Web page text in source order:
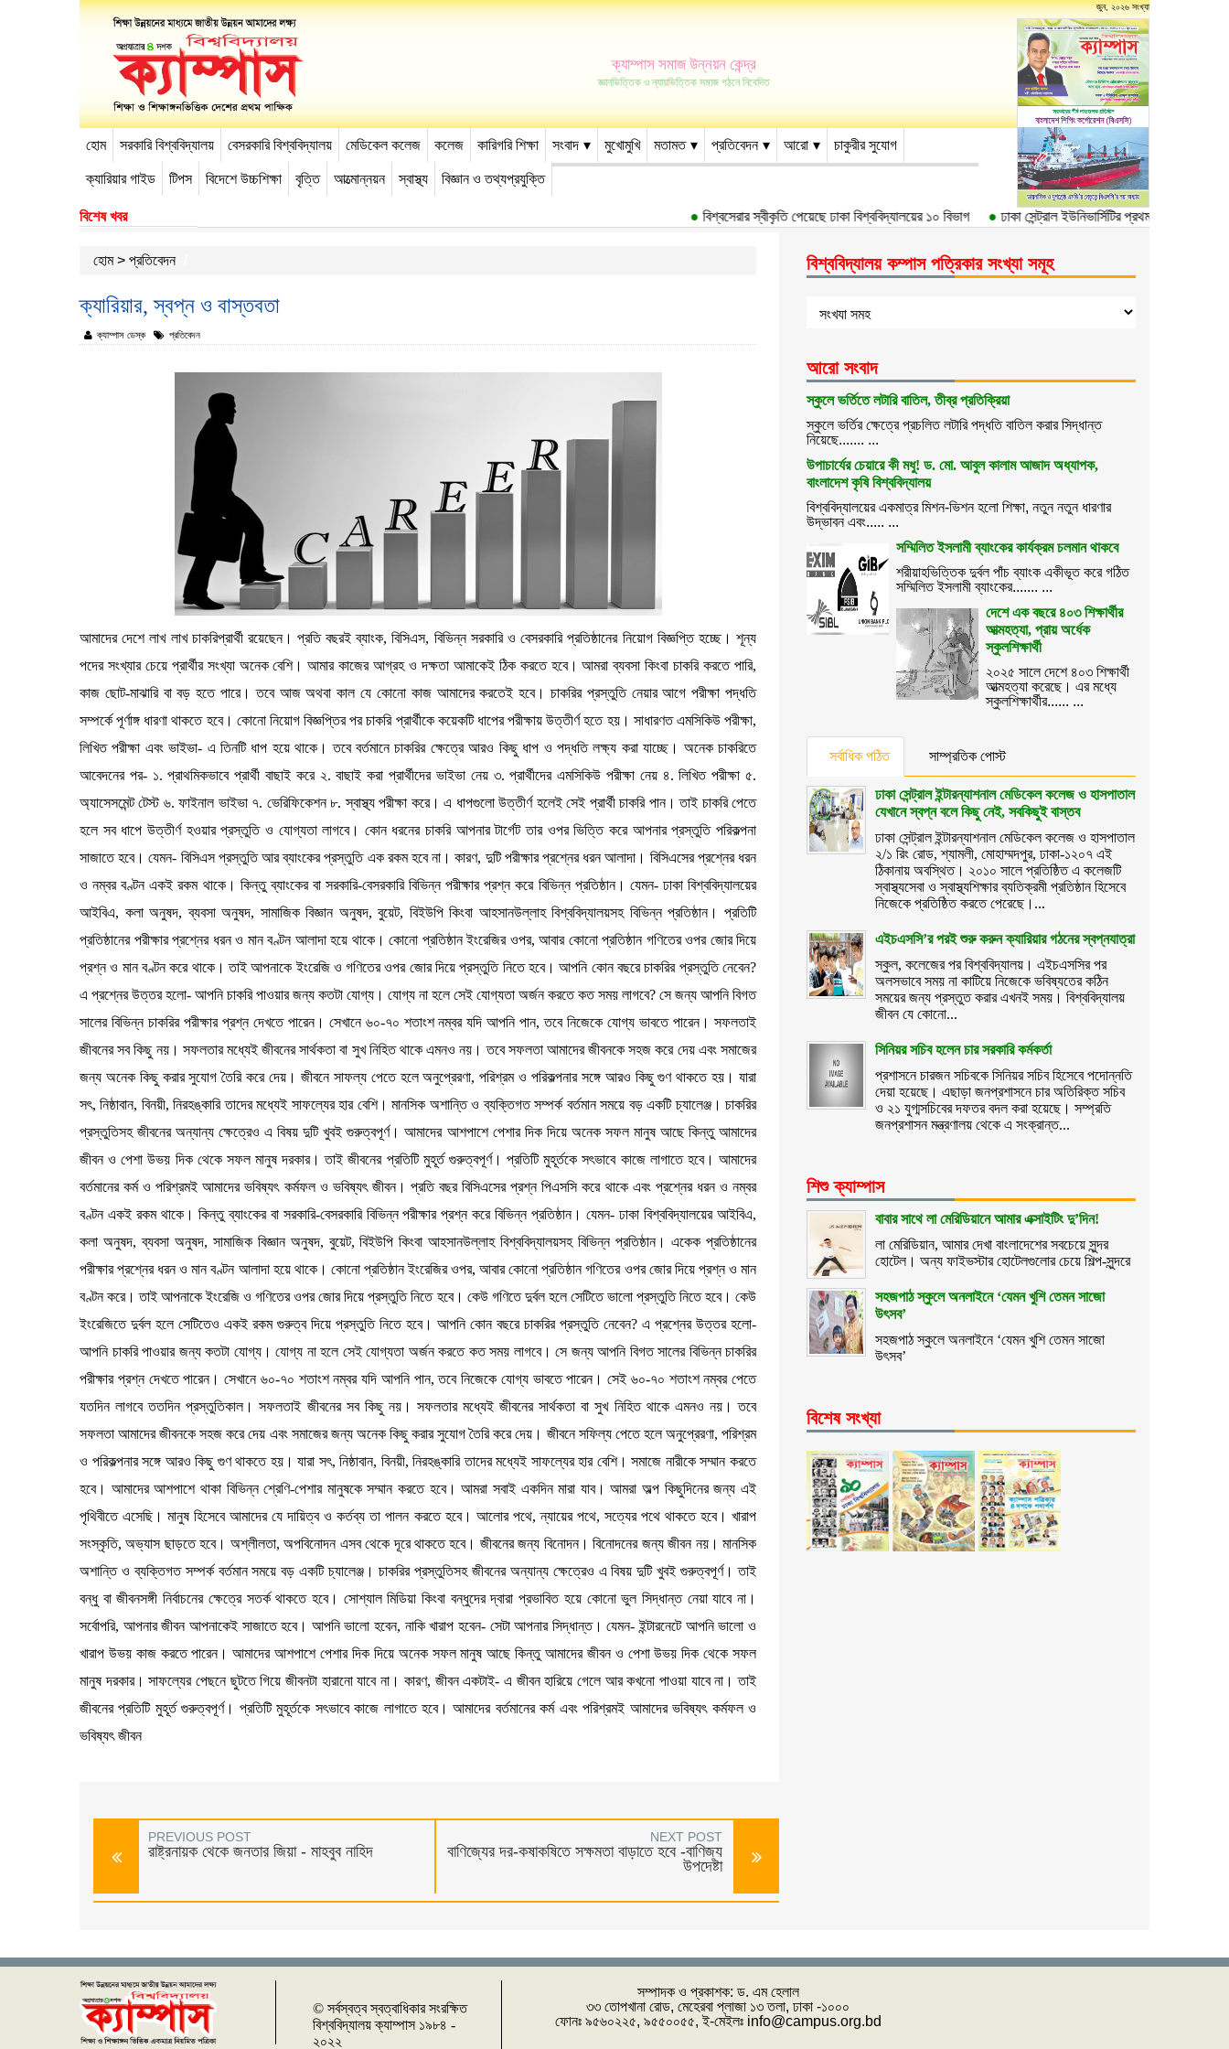
ক্যাম্পাস সমাজ উন্নয়ন কেন্দ্র
জ্ঞানভিত্তিক ও ন্যায়ভিত্তিক সমাজ গঠনে নিবেদিত
জুন, ২০২৬ সংখ্যা
হোম সরকারি বিশ্ববিদ্যালয় বেসরকারি বিশ্ববিদ্যালয় মেডিকেল কলেজ কলেজ কারিগরি শিক্ষা সংবাদ মুখোমুখি মতামত প্রতিবেদন আরো চাকুরীর সুযোগ
ক্যারিয়ার গাইড টিপস বিদেশে উচ্চশিক্ষা বৃত্তি আত্মোন্নয়ন স্বাস্থ্য বিজ্ঞান ও তথ্যপ্রযুক্তি
-->
বিশেষ খবর বিশ্বসেরার স্বীকৃতি পেয়েছে ঢাকা বিশ্ববিদ্যালয়ের ১০ বিভাগ ঢাকা সেন্ট্রাল ইউনিভার্সিটির প্রথম উপাচার্য ড. আবদুল
হোম> প্রতিবেদন
ক্যারিয়ার, স্বপ্ন ও বাস্তবতা
ক্যাম্পাস ডেস্ক প্রতিবেদন
আমাদের দেশে লাখ লাখ চাকরিপ্রার্থী রয়েছেন। প্রতি বছরই ব্যাংক, বিসিএস, বিভিন্ন সরকারি ও বেসরকারি প্রতিষ্ঠানের নিয়োগ বিজ্ঞপ্তি হচ্ছে। শূন্য
পদের সংখ্যার চেয়ে প্রার্থীর সংখ্যা অনেক বেশি। আমার কাজের আগ্রহ ও দক্ষতা আমাকেই ঠিক করতে হবে। আমরা ব্যবসা কিংবা চাকরি করতে পারি,
কাজ ছোট-মাঝারি বা বড় হতে পারে। তবে আজ অথবা কাল যে কোনো কাজ আমাদের করতেই হবে। চাকরির প্রস্তুতি নেয়ার আগে পরীক্ষা পদ্ধতি
সম্পর্কে পূর্ণাঙ্গ ধারণা থাকতে হবে। কোনো নিয়োগ বিজ্ঞপ্তির পর চাকরি প্রার্থীকে কয়েকটি ধাপের পরীক্ষায় উত্তীর্ণ হতে হয়। সাধারণত এমসিকিউ পরীক্ষা,
লিখিত পরীক্ষা এবং ভাইভা- এ তিনটি ধাপ হয়ে থাকে। তবে বর্তমানে চাকরির ক্ষেত্রে আরও কিছু ধাপ ও পদ্ধতি লক্ষ্য করা যাচ্ছে। অনেক চাকরিতে
আবেদনের পর- ১. প্রাথমিকভাবে প্রার্থী বাছাই করে ২. বাছাই করা প্রার্থীদের ভাইভা নেয় ৩. প্রার্থীদের এমসিকিউ পরীক্ষা নেয় ৪. লিখিত পরীক্ষা ৫.
অ্যাসেসমেন্ট টেস্ট ৬. ফাইনাল ভাইভা ৭. ভেরিফিকেশন ৮. স্বাস্থ্য পরীক্ষা করে। এ ধাপগুলো উত্তীর্ণ হলেই সেই প্রার্থী চাকরি পান। তাই চাকরি পেতে
হলে সব ধাপে উত্তীর্ণ হওয়ার প্রস্তুতি ও যোগ্যতা লাগবে। কোন ধরনের চাকরি আপনার টার্গেট তার ওপর ভিত্তি করে আপনার প্রস্তুতি পরিকল্পনা
সাজাতে হবে। যেমন- বিসিএস প্রস্তুতি আর ব্যাংকের প্রস্তুতি এক রকম হবে না। কারণ, দুটি পরীক্ষার প্রশ্নের ধরন আলাদা। বিসিএসের প্রশ্নের ধরন
ও নম্বর বণ্টন একই রকম থাকে। কিন্তু ব্যাংকের বা সরকারি-বেসরকারি বিভিন্ন পরীক্ষার প্রশ্ন করে বিভিন্ন প্রতিষ্ঠান। যেমন- ঢাকা বিশ্ববিদ্যালয়ের
আইবিএ, কলা অনুষদ, ব্যবসা অনুষদ, সামাজিক বিজ্ঞান অনুষদ, বুয়েট, বিইউপি কিংবা আহসানউল্লাহ বিশ্ববিদ্যালয়সহ বিভিন্ন প্রতিষ্ঠান। প্রতিটি
প্রতিষ্ঠানের পরীক্ষার প্রশ্নের ধরন ও মান বণ্টন আলাদা হয়ে থাকে। কোনো প্রতিষ্ঠান ইংরেজির ওপর, আবার কোনো প্রতিষ্ঠান গণিতের ওপর জোর দিয়ে
প্রশ্ন ও মান বণ্টন করে থাকে। তাই আপনাকে ইংরেজি ও গণিতের ওপর জোর দিয়ে প্রস্তুতি নিতে হবে। আপনি কোন বছরে চাকরির প্রস্তুতি নেবেন?
এ প্রশ্নের উত্তর হলো- আপনি চাকরি পাওয়ার জন্য কতটা যোগ্য। যোগ্য না হলে সেই যোগ্যতা অর্জন করতে কত সময় লাগবে? সে জন্য আপনি বিগত
সালের বিভিন্ন চাকরির পরীক্ষার প্রশ্ন দেখতে পারেন। সেখানে ৬০-৭০ শতাংশ নম্বর যদি আপনি পান, তবে নিজেকে যোগ্য ভাবতে পারেন। সফলতাই
জীবনের সব কিছু নয়। সফলতার মধ্যেই জীবনের সার্থকতা বা সুখ নিহিত থাকে এমনও নয়। তবে সফলতা আমাদের জীবনকে সহজ করে দেয় এবং সমাজের
জন্য অনেক কিছু করার সুযোগ তৈরি করে দেয়। জীবনে সাফল্য পেতে হলে অনুপ্রেরণা, পরিশ্রম ও পরিকল্পনার সঙ্গে আরও কিছু গুণ থাকতে হয়। যারা
সৎ, নিষ্ঠাবান, বিনয়ী, নিরহঙ্কারি তাদের মধ্যেই সাফল্যের হার বেশি। মানসিক অশান্তি ও ব্যক্তিগত সম্পর্ক বর্তমান সময়ে বড় একটি চ্যালেঞ্জ। চাকরির
প্রস্তুতিসহ জীবনের অন্যান্য ক্ষেত্রেও এ বিষয় দুটি খুবই গুরুত্বপূর্ণ। আমাদের আশপাশে পেশার দিক দিয়ে অনেক সফল মানুষ আছে কিন্তু আমাদের
জীবন ও পেশা উভয় দিক থেকে সফল মানুষ দরকার। তাই জীবনের প্রতিটি মুহূর্ত গুরুত্বপূর্ণ। প্রতিটি মুহূর্তকে সৎভাবে কাজে লাগাতে হবে। আমাদের
বর্তমানের কর্ম ও পরিশ্রমই আমাদের ভবিষ্যৎ কর্মফল ও ভবিষ্যৎ জীবন। প্রতি বছর বিসিএসের প্রশ্ন পিএসসি করে থাকে এবং প্রশ্নের ধরন ও নম্বর
বণ্টন একই রকম থাকে। কিন্তু ব্যাংকের বা সরকারি-বেসরকারি বিভিন্ন পরীক্ষার প্রশ্ন করে বিভিন্ন প্রতিষ্ঠান। যেমন- ঢাকা বিশ্ববিদ্যালয়ের আইবিএ,
কলা অনুষদ, ব্যবসা অনুষদ, সামাজিক বিজ্ঞান অনুষদ, বুয়েট, বিইউপি কিংবা আহসানউল্লাহ বিশ্ববিদ্যালয়সহ বিভিন্ন প্রতিষ্ঠান। একেক প্রতিষ্ঠানের
পরীক্ষার প্রশ্নের ধরন ও মান বণ্টন আলাদা হয়ে থাকে। কোনো প্রতিষ্ঠান ইংরেজির ওপর, আবার কোনো প্রতিষ্ঠান গণিতের ওপর জোর দিয়ে প্রশ্ন ও মান
বণ্টন করে। তাই আপনাকে ইংরেজি ও গণিতের ওপর জোর দিয়ে প্রস্তুতি নিতে হবে। কেউ গণিতে দুর্বল হলে সেটিতে ভালো প্রস্তুতি নিতে হবে। কেউ
ইংরেজিতে দুর্বল হলে সেটিতেও একই রকম গুরুত্ব দিয়ে প্রস্তুতি নিতে হবে। আপনি কোন বছরে চাকরির প্রস্তুতি নেবেন? এ প্রশ্নের উত্তর হলো-
আপনি চাকরি পাওয়ার জন্য কতটা যোগ্য। যোগ্য না হলে সেই যোগ্যতা অর্জন করতে কত সময় লাগবে। সে জন্য আপনি বিগত সালের বিভিন্ন চাকরির
পরীক্ষার প্রশ্ন দেখতে পারেন। সেখানে ৬০-৭০ শতাংশ নম্বর যদি আপনি পান, তবে নিজেকে যোগ্য ভাবতে পারেন। সেই ৬০-৭০ শতাংশ নম্বর পেতে
যতদিন লাগবে ততদিন প্রস্তুতিকাল। সফলতাই জীবনের সব কিছু নয়। সফলতার মধ্যেই জীবনের সার্থকতা বা সুখ নিহিত থাকে এমনও নয়। তবে
সফলতা আমাদের জীবনকে সহজ করে দেয় এবং সমাজের জন্য অনেক কিছু করার সুযোগ তৈরি করে দেয়। জীবনে সফিল্য পেতে হলে অনুপ্রেরণা, পরিশ্রম
ও পরিকল্পনার সঙ্গে আরও কিছু গুণ থাকতে হয়। যারা সৎ, নিষ্ঠাবান, বিনয়ী, নিরহঙ্কারি তাদের মধ্যেই সাফল্যের হার বেশি। সমাজে নারীকে সম্মান করতে
হবে। আমাদের আশপাশে থাকা বিভিন্ন শ্রেণি-পেশার মানুষকে সম্মান করতে হবে। আমরা সবাই একদিন মারা যাব। আমরা অল্প কিছুদিনের জন্য এই
পৃথিবীতে এসেছি। মানুষ হিসেবে আমাদের যে দায়িত্ব ও কর্তব্য তা পালন করতে হবে। আলোর পথে, ন্যায়ের পথে, সত্যের পথে থাকতে হবে। খারাপ
সংস্কৃতি, অভ্যাস ছাড়তে হবে। অশ্লীলতা, অপবিনোদন এসব থেকে দূরে থাকতে হবে। জীবনের জন্য বিনোদন। বিনোদনের জন্য জীবন নয়। মানসিক
অশান্তি ও ব্যক্তিগত সম্পর্ক বর্তমান সময়ে বড় একটি চ্যালেঞ্জ। চাকরির প্রস্তুতিসহ জীবনের অন্যান্য ক্ষেত্রেও এ বিষয় দুটি খুবই গুরুত্বপূর্ণ। তাই
বন্ধু বা জীবনসঙ্গী নির্বাচনের ক্ষেত্রে সতর্ক থাকতে হবে। সোশ্যাল মিডিয়া কিংবা বন্ধুদের দ্বারা প্রভাবিত হয়ে কোনো ভুল সিদ্ধান্ত নেয়া যাবে না।
সর্বোপরি, আপনার জীবন আপনাকেই সাজাতে হবে। আপনি ভালো হবেন, নাকি খারাপ হবেন- সেটা আপনার সিদ্ধান্ত। যেমন- ইন্টারনেটে আপনি ভালো ও
খারাপ উভয় কাজ করতে পারেন। আমাদের আশপাশে পেশার দিক দিয়ে অনেক সফল মানুষ আছে কিন্তু আমাদের জীবন ও পেশা উভয় দিক থেকে সফল
মানুষ দরকার। সাফল্যের পেছনে ছুটতে গিয়ে জীবনটা হারানো যাবে না। কারণ, জীবন একটাই- এ জীবন হারিয়ে গেলে আর কখনো পাওয়া যাবে না। তাই
জীবনের প্রতিটি মুহূর্ত গুরুত্বপূর্ণ। প্রতিটি মুহূর্তকে সৎভাবে কাজে লাগাতে হবে। আমাদের বর্তমানের কর্ম এবং পরিশ্রমই আমাদের ভবিষ্যৎ কর্মফল ও
ভবিষ্যৎ জীবন
PREVIOUS POST
রাষ্ট্রনায়ক থেকে জনতার জিয়া - মাহবুব নাহিদ
NEXT POST
বাণিজ্যের দর-কষাকষিতে সক্ষমতা বাড়াতে হবে -বাণিজ্য
উপদেষ্টা
বিশ্ববিদ্যালয় কম্পাস পত্রিকার সংখ্যা সমূহ
আরো সংবাদ
স্কুলে ভর্তিতে লটারি বাতিল, তীব্র প্রতিক্রিয়া
স্কুলে ভর্তির ক্ষেত্রে প্রচলিত লটারি পদ্ধতি বাতিল করার সিদ্ধান্ত
নিয়েছে....... ...
উপাচার্যের চেয়ারে কী মধু! ড. মো. আবুল কালাম আজাদ অধ্যাপক,
বাংলাদেশ কৃষি বিশ্ববিদ্যালয়
বিশ্ববিদ্যালয়ের একমাত্র মিশন-ভিশন হলো শিক্ষা, নতুন নতুন ধারণার
উদ্ভাবন এবং..... ...
সম্মিলিত ইসলামী ব্যাংকের কার্যক্রম চলমান থাকবে
শরীয়াহভিত্তিক দুর্বল পাঁচ ব্যাংক একীভূত করে গঠিত
সম্মিলিত ইসলামী ব্যাংকের....... ...
দেশে এক বছরে ৪০৩ শিক্ষার্থীর
আত্মহত্যা, প্রায় অর্ধেক
স্কুলশিক্ষার্থী
২০২৫ সালে দেশে ৪০৩ শিক্ষার্থী
আত্মহত্যা করেছে। এর মধ্যে
স্কুলশিক্ষার্থীর...... ...
সর্বাধিক পঠিত সাম্প্রতিক পোস্ট
ঢাকা সেন্ট্রাল ইন্টারন্যাশনাল মেডিকেল কলেজ ও হাসপাতাল
যেখানে স্বপ্ন বলে কিছু নেই, সবকিছুই বাস্তব
ঢাকা সেন্ট্রাল ইন্টারন্যাশনাল মেডিকেল কলেজ ও হাসপাতাল
২/১ রিং রোড, শ্যামলী, মোহাম্মদপুর, ঢাকা-১২০৭ এই
ঠিকানায় অবস্থিত। ২০১০ সালে প্রতিষ্ঠিত এ কলেজটি
স্বাস্থ্যসেবা ও স্বাস্থ্যশিক্ষার ব্যতিক্রমী প্রতিষ্ঠান হিসেবে
নিজেকে প্রতিষ্ঠিত করতে পেরেছে।...
এইচএসসি’র পরই শুরু করুন ক্যারিয়ার গঠনের স্বপ্নযাত্রা
স্কুল, কলেজের পর বিশ্ববিদ্যালয়। এইচএসসির পর
অলসভাবে সময় না কাটিয়ে নিজেকে ভবিষ্যতের কঠিন
সময়ের জন্য প্রস্তুত করার এখনই সময়। বিশ্ববিদ্যালয়
জীবন যে কোনো...
সিনিয়র সচিব হলেন চার সরকারি কর্মকর্তা
প্রশাসনে চারজন সচিবকে সিনিয়র সচিব হিসেবে পদোন্নতি
দেয়া হয়েছে। এছাড়া জনপ্রশাসনে চার অতিরিক্ত সচিব
ও ২১ যুগ্মসচিবের দফতর বদল করা হয়েছে। সম্প্রতি
জনপ্রশাসন মন্ত্রণালয় থেকে এ সংক্রান্ত...
শিশু ক্যাম্পাস
বাবার সাথে লা মেরিডিয়ানে আমার এক্সাইটিং দু’দিন!
লা মেরিডিয়ান, আমার দেখা বাংলাদেশের সবচেয়ে সুন্দর
হোটেল। অন্য ফাইভস্টার হোটেলগুলোর চেয়ে শিল্প-সুন্দরে
সহজপাঠ স্কুলে অনলাইনে ‘যেমন খুশি তেমন সাজো
উৎসব’
সহজপাঠ স্কুলে অনলাইনে ‘যেমন খুশি তেমন সাজো
উৎসব’
বিশেষ সংখ্যা
© সর্বস্বত্ব স্বত্বাধিকার সংরক্ষিত
বিশ্ববিদ্যালয় ক্যাম্পাস ১৯৮৪ -
২০২২
সম্পাদক ও প্রকাশক: ‌ড. এম হেলাল
৩৩ তোপখানা রোড, মেহেরবা প্লাজা ১৩ তলা, ঢাকা -১০০০
ফোনঃ ৯৫৬০২২৫, ৯৫৫০০৫৫, ই-মেইলঃ info@campus.org.bd